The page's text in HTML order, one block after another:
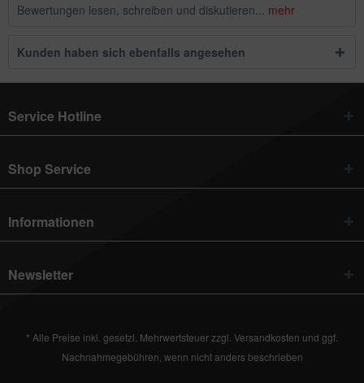
Bewertungen lesen, schreiben und diskutieren... mehr
Kunden haben sich ebenfalls angesehen
Service Hotline
Shop Service
Informationen
Newsletter
* Alle Preise inkl. gesetzl. Mehrwertsteuer zzgl. Versandkosten und ggf.
Nachnahmegebühren, wenn nicht anders beschrieben